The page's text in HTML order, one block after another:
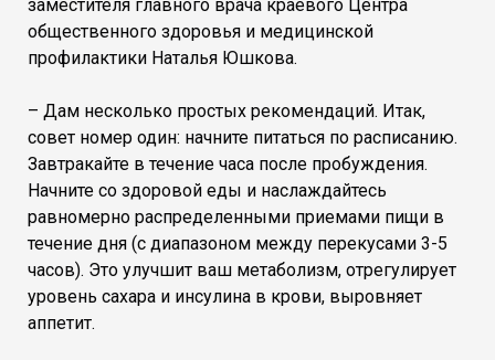
заместителя главного врача краевого Центра
общественного здоровья и медицинской
профилактики Наталья Юшкова.
– Дам несколько простых рекомендаций. Итак,
совет номер один: начните питаться по расписанию.
Завтракайте в течение часа после пробуждения.
Начните со здоровой еды и наслаждайтесь
равномерно распределенными приемами пищи в
течение дня (с диапазоном между перекусами 3-5
часов). Это улучшит ваш метаболизм, отрегулирует
уровень сахара и инсулина в крови, выровняет
аппетит.